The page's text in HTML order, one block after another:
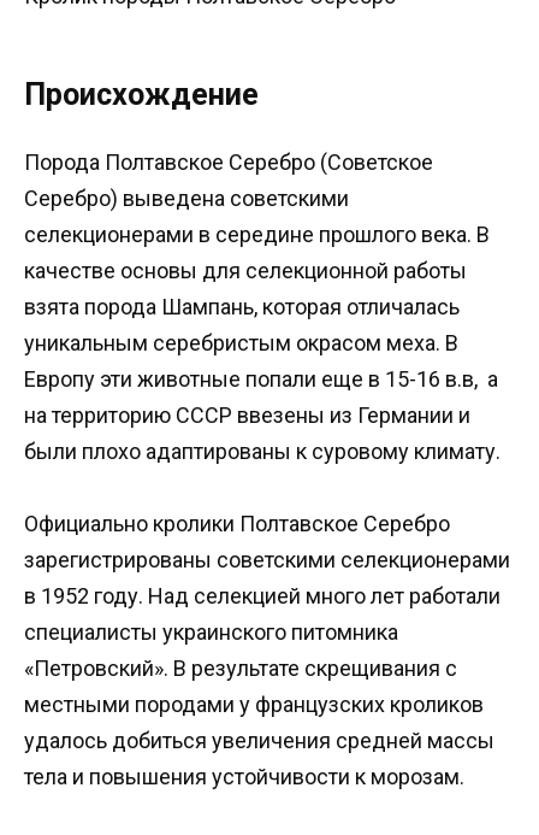
Происхождение
Порода Полтавское Серебро (Советское
Серебро) выведена советскими
селекционерами в середине прошлого века. В
качестве основы для селекционной работы
взята порода Шампань, которая отличалась
уникальным серебристым окрасом меха. В
Европу эти животные попали еще в 15-16 в.в, а
на территорию СССР ввезены из Германии и
были плохо адаптированы к суровому климату.
Официально кролики Полтавское Серебро
зарегистрированы советскими селекционерами
в 1952 году. Над селекцией много лет работали
специалисты украинского питомника
«Петровский». В результате скрещивания с
местными породами у французских кроликов
удалось добиться увеличения средней массы
тела и повышения устойчивости к морозам.